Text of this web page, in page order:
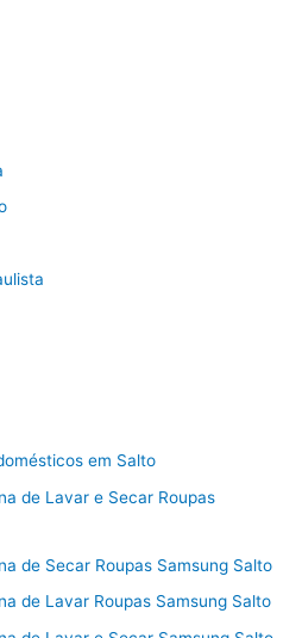
em Salto
de Lavar e Secar Roupas
de Secar Roupas Samsung Salto
de Lavar Roupas Samsung Salto